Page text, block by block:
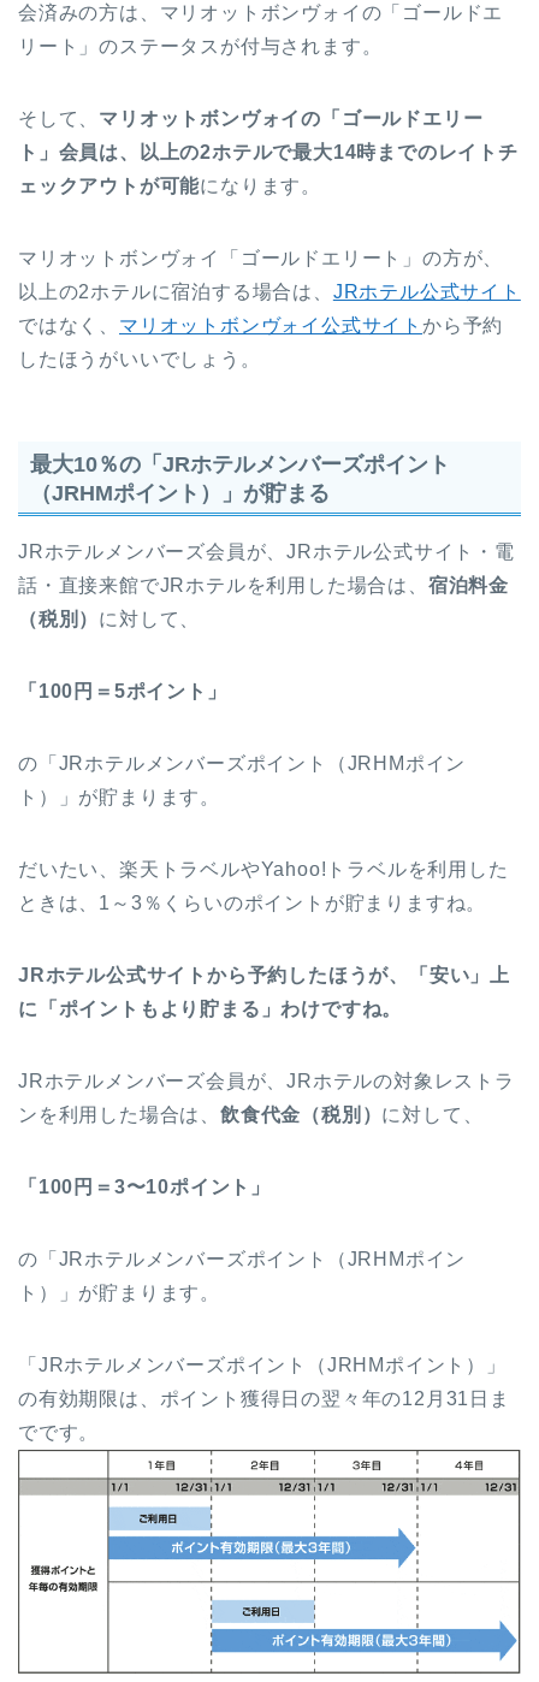
会済みの方は、マリオットボンヴォイの「ゴールドエ
リート」のステータスが付与されます。
そして、 マリオットボンヴォイの「ゴールドエリー
ト」会員は、以上の2ホテルで最大14時までのレイトチ
ェックアウトが可能になります。
マリオットボンヴォイ「ゴールドエリート」の方が、
以上の2ホテルに宿泊する場合は、 JRホテル公式サイト
ではなく、 マリオットボンヴォイ公式サイト から予約
したほうがいいでしょう。
最大10％の「JRホテルメンバーズポイント
（JRHMポイント）」が貯まる
JRホテルメンバーズ会員が、JRホテル公式サイト・電
話・直接来館でJRホテルを利用した場合は、 宿泊料金
（税別） に対して、
「100円＝5ポイント」
の「JRホテルメンバーズポイント（JRHMポイン
ト）」が貯まります。
だいたい、楽天トラベルやYahoo!トラベルを利用した
ときは、1～3％くらいのポイントが貯まりますね。
JRホテル公式サイトから予約したほうが、「安い」上
に「ポイントもより貯まる」わけですね。
JRホテルメンバーズ会員が、JRホテルの対象レストラ
ンを利用した場合は、 飲食代金（税別） に対して、
「100円＝3〜10ポイント」
の「JRホテルメンバーズポイント（JRHMポイン
ト）」が貯まります。
「JRホテルメンバーズポイント（JRHMポイント）」
の有効期限は、ポイント獲得日の翌々年の12月31日ま
でです。